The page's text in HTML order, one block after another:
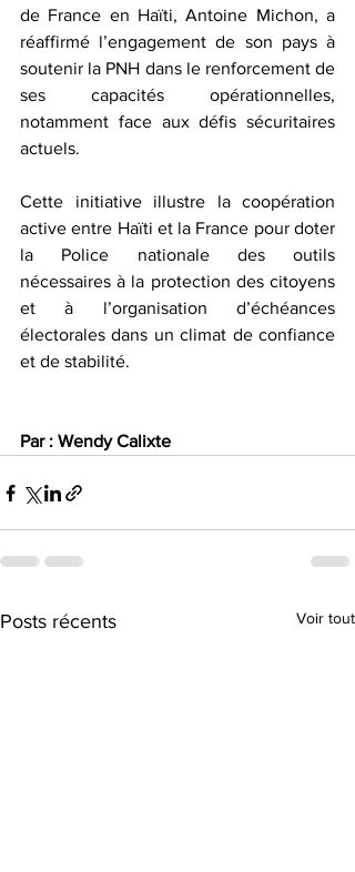
de France en Haïti, Antoine Michon, a
réaffirmé l’engagement de son pays à
soutenir la PNH dans le renforcement de
ses capacités opérationnelles,
notamment face aux défis sécuritaires
actuels.
Cette initiative illustre la coopération
active entre Haïti et la France pour doter
la Police nationale des outils
nécessaires à la protection des citoyens
et à l’organisation d’échéances
électorales dans un climat de confiance
et de stabilité.
Par : Wendy Calixte
Posts récents Voir tout